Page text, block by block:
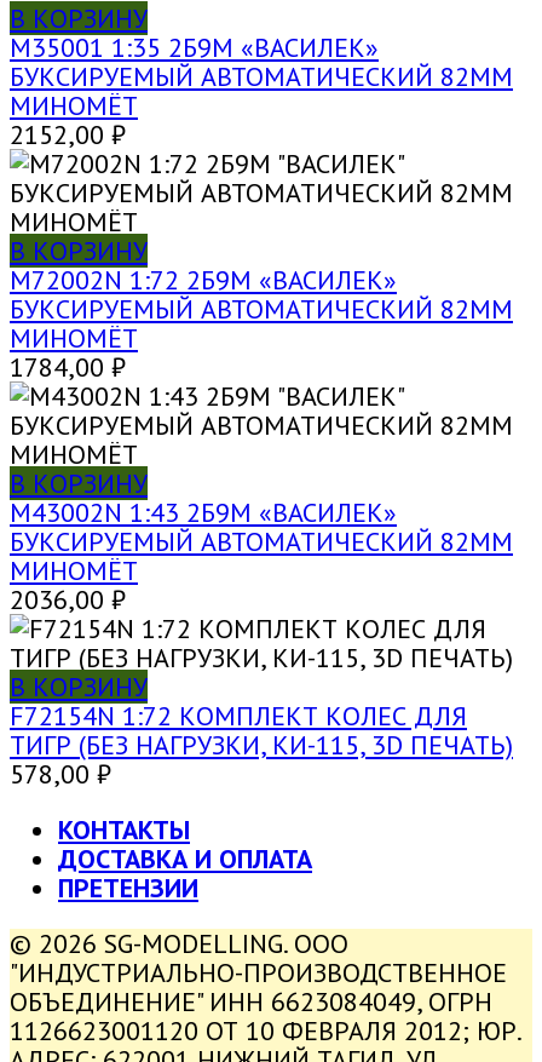
В КОРЗИНУ
M35001 1:35 2Б9М «ВАСИЛЕК»
БУКСИРУЕМЫЙ АВТОМАТИЧЕСКИЙ 82ММ
МИНОМЁТ
2152,00 ₽
В КОРЗИНУ
M72002N 1:72 2Б9М «ВАСИЛЕК»
БУКСИРУЕМЫЙ АВТОМАТИЧЕСКИЙ 82ММ
МИНОМЁТ
1784,00 ₽
В КОРЗИНУ
M43002N 1:43 2Б9М «ВАСИЛЕК»
БУКСИРУЕМЫЙ АВТОМАТИЧЕСКИЙ 82ММ
МИНОМЁТ
2036,00 ₽
В КОРЗИНУ
F72154N 1:72 КОМПЛЕКТ КОЛЕС ДЛЯ
ТИГР (БЕЗ НАГРУЗКИ, КИ-115, 3D ПЕЧАТЬ)
578,00 ₽
КОНТАКТЫ
ДОСТАВКА И ОПЛАТА
ПРЕТЕНЗИИ
© 2026 SG-MODELLING. ООО
"ИНДУСТРИАЛЬНО-ПРОИЗВОДСТВЕННОЕ
ОБЪЕДИНЕНИЕ" ИНН 6623084049, ОГРН
1126623001120 ОТ 10 ФЕВРАЛЯ 2012; ЮР.